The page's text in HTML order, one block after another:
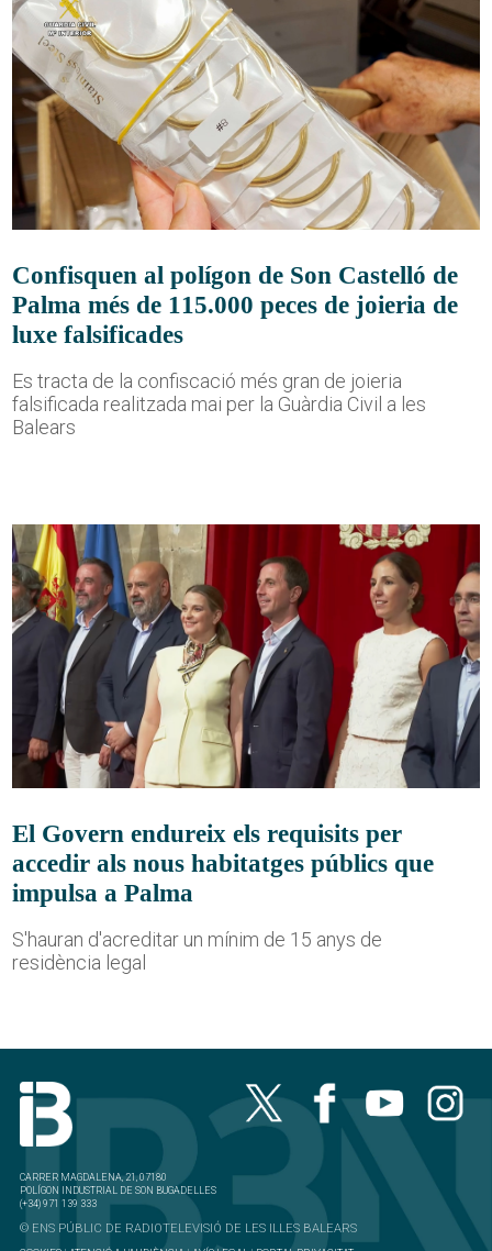
Confisquen al polígon de Son Castelló de
Palma més de 115.000 peces de joieria de
luxe falsificades
Es tracta de la confiscació més gran de joieria
falsificada realitzada mai per la Guàrdia Civil a les
Balears
El Govern endureix els requisits per
accedir als nous habitatges públics que
impulsa a Palma
S'hauran d'acreditar un mínim de 15 anys de
residència legal
CARRER MAGDALENA, 21, 07180
POLÍGON INDUSTRIAL DE SON BUGADELLES
(+34) 971 139 333
© ENS PÚBLIC DE RADIOTELEVISIÓ DE LES ILLES BALEARS